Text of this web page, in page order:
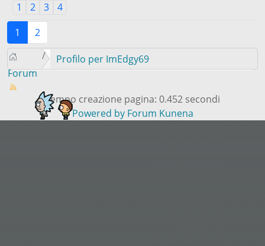
1
2 3
4
1
2
Forum
Profilo per ImEdgy69
Tempo creazione pagina: 0.452 secondi
Powered by Forum Kunena